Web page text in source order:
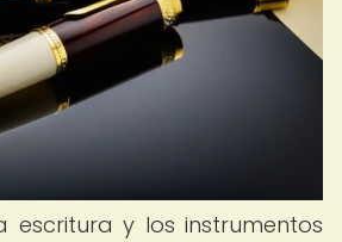
escritura y los instrumentos